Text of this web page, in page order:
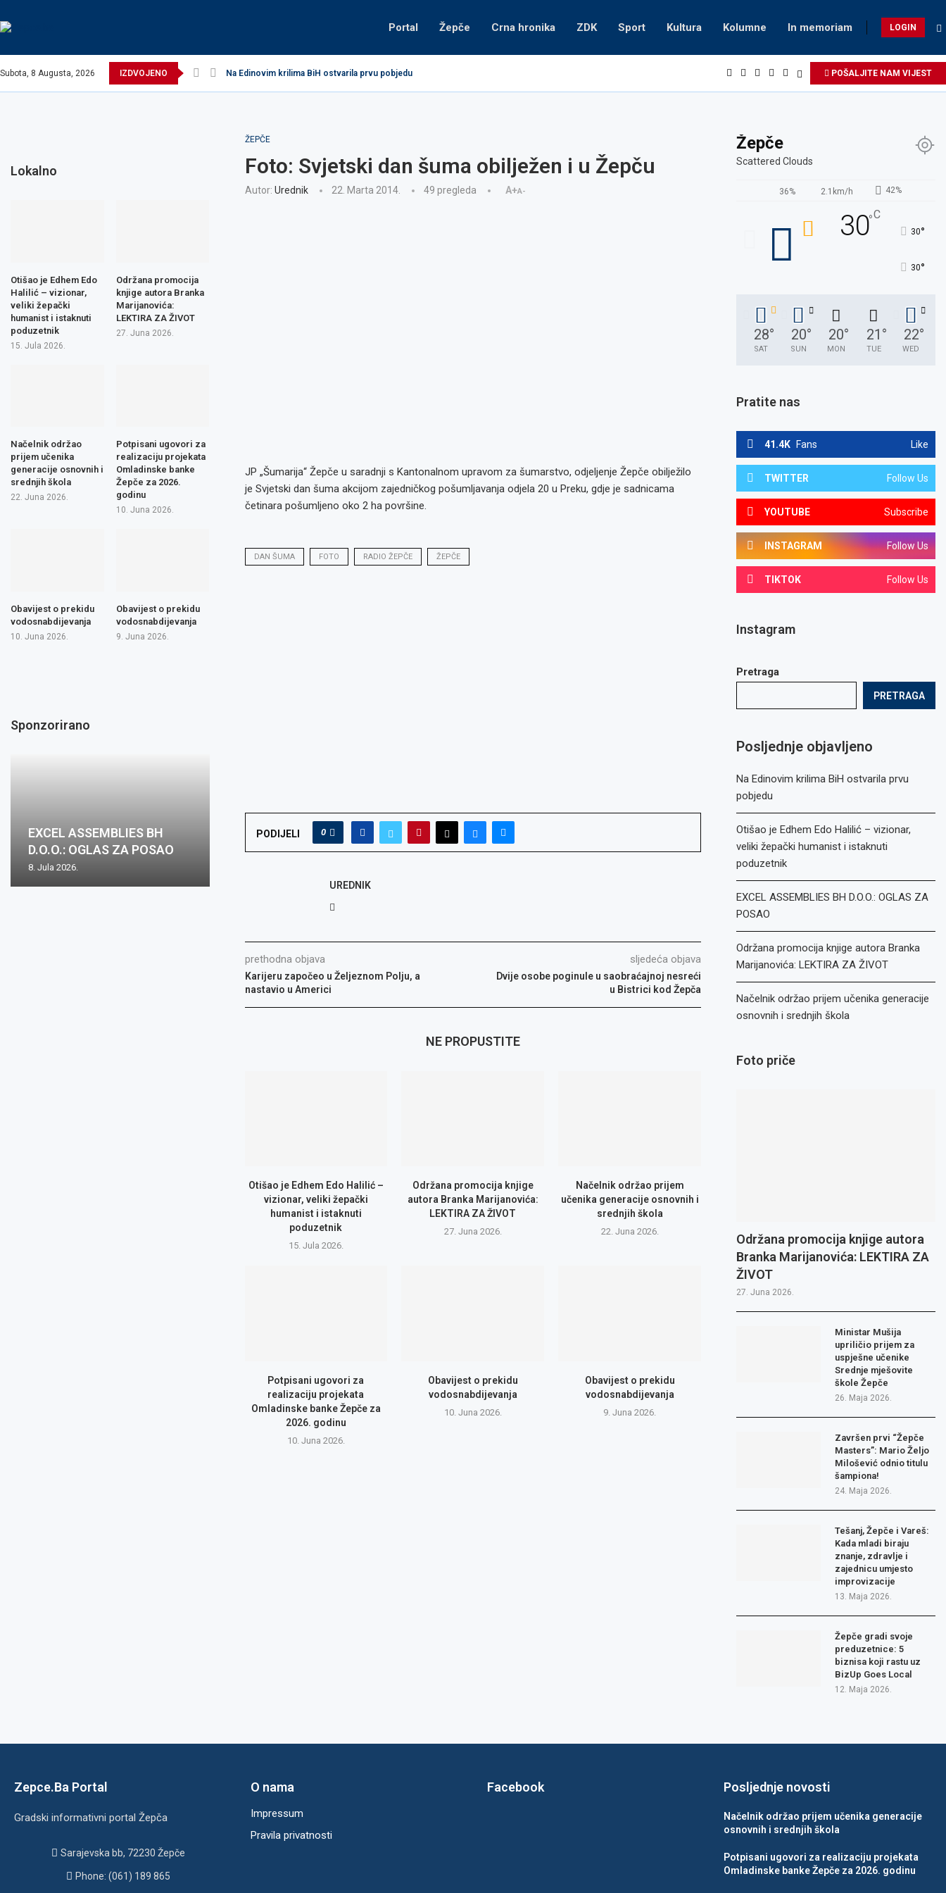
Portal Žepče Crna hronika ZDK Sport Kultura Kolumne In memoriam LOGIN
Subota, 8 Augusta, 2026 IZDVOJENO Na Edinovim krilima BiH ostvarila prvu pobjedu POŠALJITE NAM VIJEST
ŽEPČE
Foto: Svjetski dan šuma obilježen i u Žepču
Autor: Urednik 22. Marta 2014. 49 pregleda A+A-
JP „Šumarija“ Žepče u saradnji s Kantonalnom upravom za šumarstvo, odjeljenje Žepče obilježilo
je Svjetski dan šuma akcijom zajedničkog pošumljavanja odjela 20 u Preku, gdje je sadnicama
četinara pošumljeno oko 2 ha površine.
DAN ŠUMA FOTO RADIO ŽEPČE ŽEPČE
PODIJELI 0
UREDNIK
prethodna objava
Karijeru započeo u Željeznom Polju, a
nastavio u Americi
sljedeća objava
Dvije osobe poginule u saobraćajnoj nesreći
u Bistrici kod Žepča
NE PROPUSTITE
Otišao je Edhem Edo Halilić –
vizionar, veliki žepački
humanist i istaknuti
poduzetnik
15. Jula 2026.
Održana promocija knjige
autora Branka Marijanovića:
LEKTIRA ZA ŽIVOT
27. Juna 2026.
Načelnik održao prijem
učenika generacije osnovnih i
srednjih škola
22. Juna 2026.
Potpisani ugovori za
realizaciju projekata
Omladinske banke Žepče za
2026. godinu
10. Juna 2026.
Obavijest o prekidu
vodosnabdijevanja
10. Juna 2026.
Obavijest o prekidu
vodosnabdijevanja
9. Juna 2026.
Žepče
Scattered Clouds
36% 2.1km/h 42%
30°C
30°
30°
28°
SAT
20°
SUN
20°
MON
21 °
TUE
22°
WED
Pratite nas
41.4K Fans Like
TWITTER Follow Us
YOUTUBE Subscribe
INSTAGRAM Follow Us
TIKTOK Follow Us
Instagram
Pretraga
PRETRAGA
Posljednje objavljeno
Na Edinovim krilima BiH ostvarila prvu
pobjedu
Otišao je Edhem Edo Halilić – vizionar,
veliki žepački humanist i istaknuti
poduzetnik
EXCEL ASSEMBLIES BH D.O.O.: OGLAS ZA
POSAO
Održana promocija knjige autora Branka
Marijanovića: LEKTIRA ZA ŽIVOT
Načelnik održao prijem učenika generacije
osnovnih i srednjih škola
Foto priče
Održana promocija knjige autora
Branka Marijanovića: LEKTIRA ZA
ŽIVOT
27. Juna 2026.
Ministar Mušija
upriličio prijem za
uspješne učenike
Srednje mješovite
škole Žepče
26. Maja 2026.
Završen prvi “Žepče
Masters”: Mario Željo
Milošević odnio titulu
šampiona!
24. Maja 2026.
Tešanj, Žepče i Vareš:
Kada mladi biraju
znanje, zdravlje i
zajednicu umjesto
improvizacije
13. Maja 2026.
Žepče gradi svoje
preduzetnice: 5
biznisa koji rastu uz
BizUp Goes Local
12. Maja 2026.
Lokalno
Otišao je Edhem Edo
Halilić – vizionar,
veliki žepački
humanist i istaknuti
poduzetnik
15. Jula 2026.
Održana promocija
knjige autora Branka
Marijanovića:
LEKTIRA ZA ŽIVOT
27. Juna 2026.
Načelnik održao
prijem učenika
generacije osnovnih i
srednjih škola
22. Juna 2026.
Potpisani ugovori za
realizaciju projekata
Omladinske banke
Žepče za 2026.
godinu
10. Juna 2026.
Obavijest o prekidu
vodosnabdijevanja
10. Juna 2026.
Obavijest o prekidu
vodosnabdijevanja
9. Juna 2026.
Sponzorirano
EXCEL ASSEMBLIES BH
D.O.O.: OGLAS ZA POSAO
8. Jula 2026.
Zepce.Ba Portal
Gradski informativni portal Žepča
Sarajevska bb, 72230 Žepče
Phone: (061) 189 865
O nama
Impressum
Pravila privatnosti
Facebook Posljednje novosti
Načelnik održao prijem učenika generacije
osnovnih i srednjih škola
Potpisani ugovori za realizaciju projekata
Omladinske banke Žepče za 2026. godinu